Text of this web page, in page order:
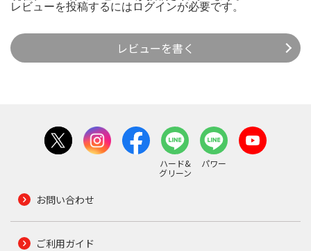
レビューを投稿するには ログインが必要です。
レビューを書く
ハード&
グリーン
パワー
お問い合わせ
ご利用ガイド